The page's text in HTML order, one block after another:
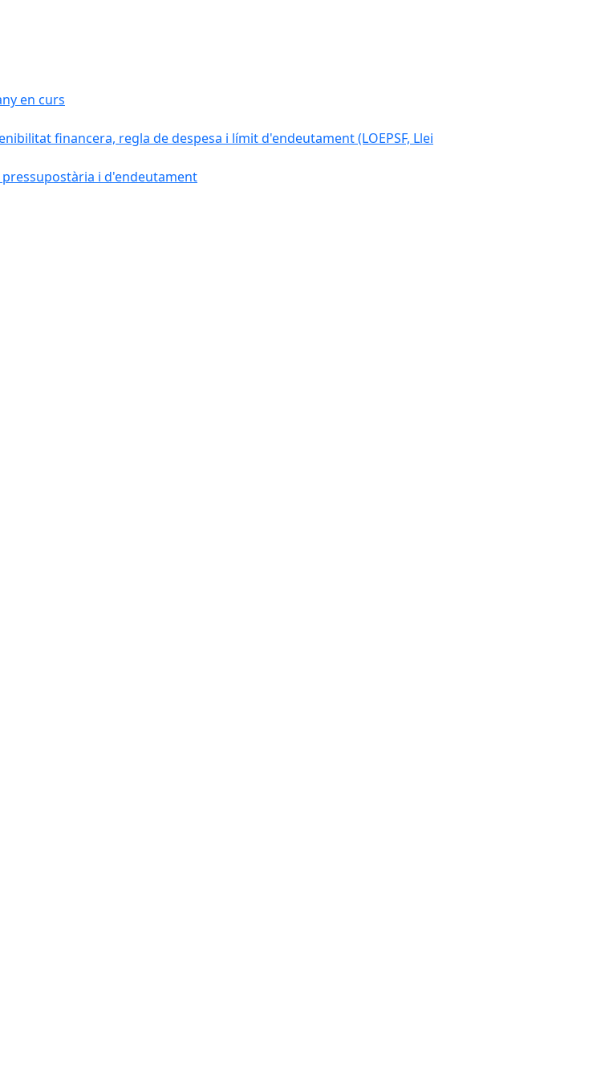
en curs
financera, regla de despesa i límit d'endeutament (LOEPSF, Llei
i d'endeutament